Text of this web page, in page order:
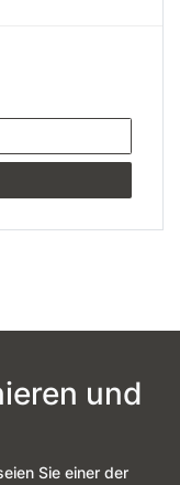
und
Sie einer der